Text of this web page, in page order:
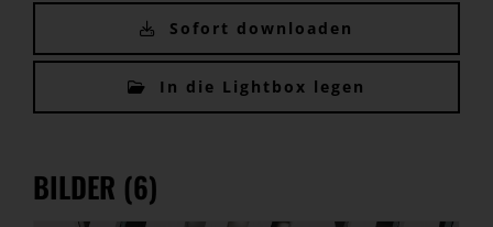
Sofort downloaden
In die Lightbox legen
BILDER (6)